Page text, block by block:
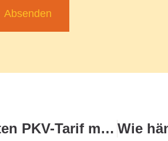
Absenden
Wie finde ich den günstigsten PKV-Tarif mit stabilen Leistungen?